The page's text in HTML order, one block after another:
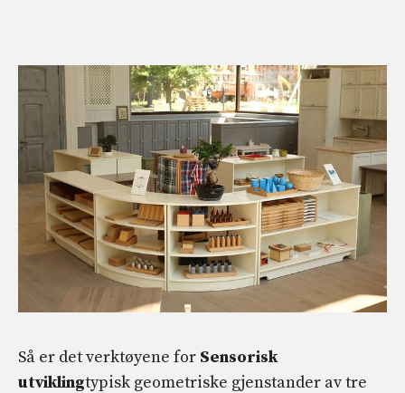
Så er det verktøyene for Sensorisk
utviklingtypisk geometriske gjenstander av tre